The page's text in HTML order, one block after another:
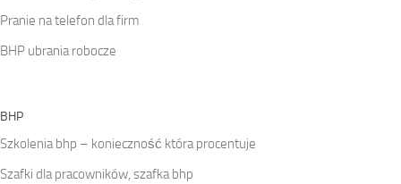
Pranie na telefon dla firm
BHP ubrania robocze
BHP
Szkolenia bhp – konieczność która procentuje
Szafki dla pracowników, szafka bhp